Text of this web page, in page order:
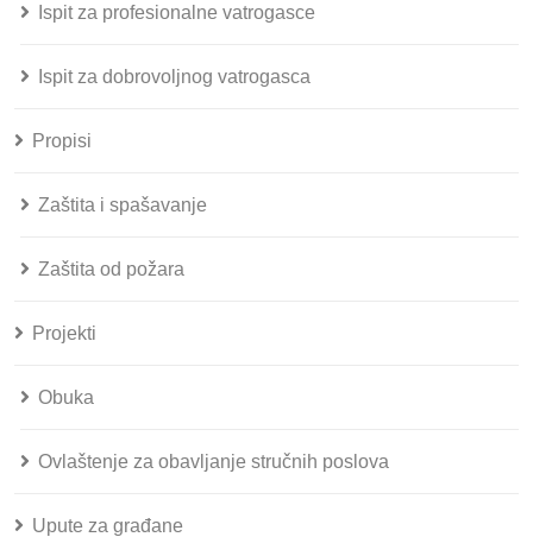
Ispit za profesionalne vatrogasce
Ispit za dobrovoljnog vatrogasca
Propisi
Zaštita i spašavanje
Zaštita od požara
Projekti
Obuka
Ovlaštenje za obavljanje stručnih poslova
Upute za građane